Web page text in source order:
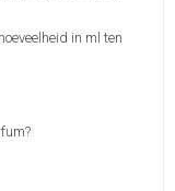
in ml ten